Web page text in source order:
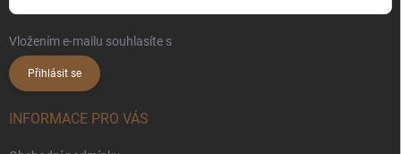
Vložením e-mailu souhlasíte s
Přihlásit se
INFORMACE PRO VÁS